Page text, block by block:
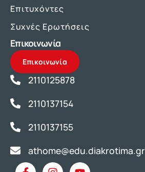
Επιτυχόντες
Συχνές Ερωτήσεις
Επικοινωνία
Επικοινωνία
2110125878
2110137154
2110137155
athome@edu.diakrotima.gr